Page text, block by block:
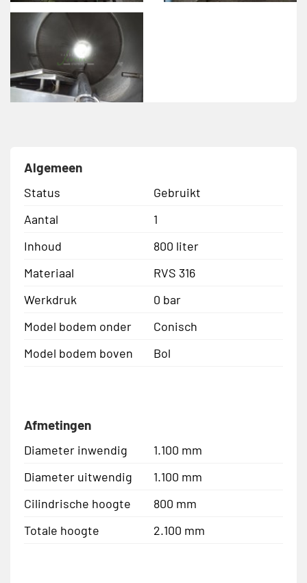
Algemeen
Status
Gebruikt
Aantal
1
Inhoud
800 liter
Materiaal
RVS 316
Werkdruk
0 bar
Model bodem onder
Conisch
Model bodem boven
Bol
Afmetingen
Diameter inwendig
1.100 mm
Diameter uitwendig
1.100 mm
Cilindrische hoogte
800 mm
Totale hoogte
2.100 mm